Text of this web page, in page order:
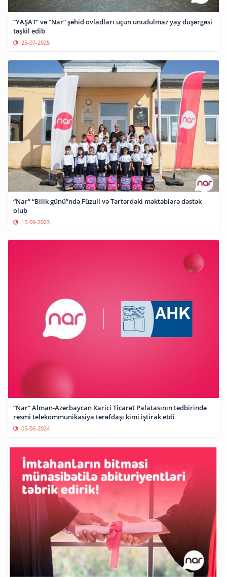
“YAŞAT” və “Nar” şəhid övladları üçün unudulmaz yay düşərgəsi
təşkil edib
25-07-2025
“Nar” “Bilik günü”ndə Füzuli və Tərtərdəki məktəblərə dəstək
olub
15-09-2023
“Nar” Alman-Azərbaycan Xarici Ticarət Palatasının tədbirində
rəsmi telekommunikasiya tərəfdaşı kimi iştirak etdi
05-06-2024